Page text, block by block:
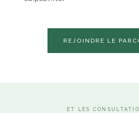
REJOINDRE LE
ET LES